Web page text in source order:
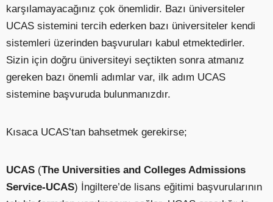
karşılamayacağınız çok önemlidir. Bazı üniversiteler
UCAS sistemini tercih ederken bazı üniversiteler kendi
sistemleri üzerinden başvuruları kabul etmektedirler.
Sizin için doğru üniversiteyi seçtikten sonra atmanız
gereken bazı önemli adımlar var, ilk adım UCAS
sistemine başvuruda bulunmanızdır.
Kısaca UCAS’tan bahsetmek gerekirse;
UCAS (The Universities and Colleges Admissions
Service-UCAS) İngiltere’de lisans eğitimi başvurularının